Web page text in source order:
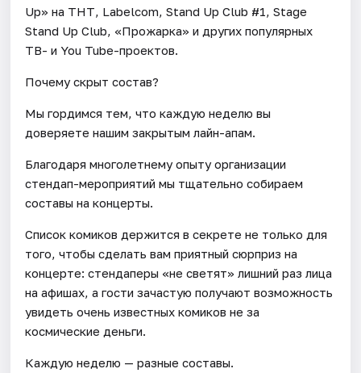
Up» на ТНТ, Labelcom, Stand Up Club #1, Stage
Stand Up Club, «Прожарка» и других популярных
ТВ- и You Tube-проектов.
Почему скрыт состав?
Мы гордимся тем, что каждую неделю вы
доверяете нашим закрытым лайн-апам.
Благодаря многолетнему опыту организации
стендап-мероприятий мы тщательно собираем
составы на концерты.
Список комиков держится в секрете не только для
того, чтобы сделать вам приятный сюрприз на
концерте: стендаперы «не светят» лишний раз лица
на афишах, а гости зачастую получают возможность
увидеть очень известных комиков не за
космические деньги.
Каждую неделю — разные составы.